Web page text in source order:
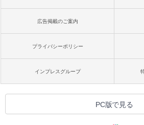
広告掲載のご案内
プライバシーポリシー
インプレスグループ
PC版で見る